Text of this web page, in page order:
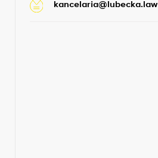
kancelaria@lubecka.law